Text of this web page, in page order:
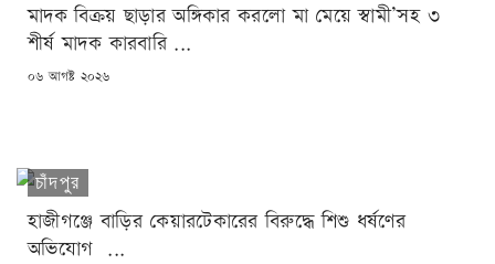
মাদক বিক্রয় ছাড়ার অঙ্গিকার করলো মা মেয়ে স্বামী’সহ ৩
শীর্ষ মাদক কারবারি ...
POSTED
০৬ আগষ্ট ২০২৬
চাঁদপুর
হাজীগঞ্জে বাড়ির কেয়ারটেকারের বিরুদ্ধে শিশু ধর্ষণের
অভিযোগ ...